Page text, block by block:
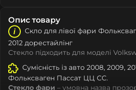
Опис товару
Скло для лівої фари
2012 дорестайлінг
Стекло підходить для моделі
Сумісність із авто 2008, 2009,
Фолькcвагeн Пассат ЦЦ CC.
Стекло фари – умовна назва